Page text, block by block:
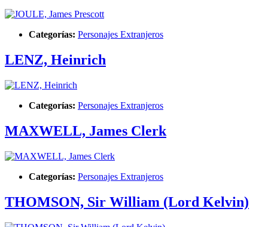
Categorías: Personajes Extranjeros
LENZ, Heinrich
Categorías: Personajes Extranjeros
MAXWELL, James Clerk
Categorías: Personajes Extranjeros
THOMSON, Sir William (Lord Kelvin)